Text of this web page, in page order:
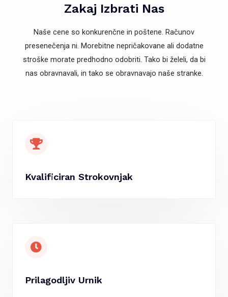
Zakaj Izbrati Nas
Naše cene so konkurenčne in poštene. Računov
presenečenja ni. Morebitne nepričakovane ali dodatne
stroške morate predhodno odobriti. Tako bi želeli, da bi
nas obravnavali, in tako se obravnavajo naše stranke.
Kvalificiran Strokovnjak
Prilagodljiv Urnik